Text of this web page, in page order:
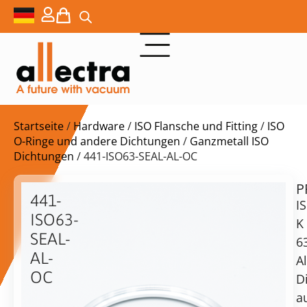
Startseite/ Hardware/ ISO Flansche und Fitting/ ISO
O-Ringe und andere Dichtungen / Ganzmetall ISO
Dichtungen / 441-ISO63-SEAL-AL-OC
441-
ISO63-
SEAL-
AL-
OC
$
auf
K